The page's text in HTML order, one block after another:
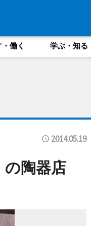
働く 学ぶ・知る
2014.05.19
陶器店